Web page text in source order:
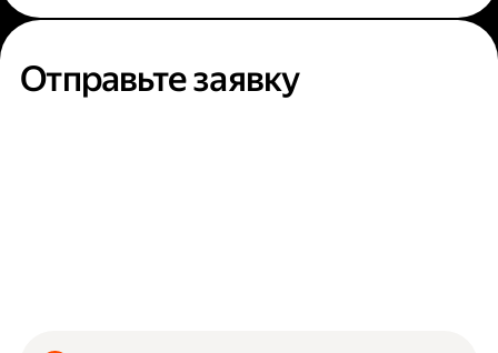
Отправьте заявку